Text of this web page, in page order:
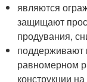
являются
защищают
продувания,
поддерживают
равномерном
конструкции